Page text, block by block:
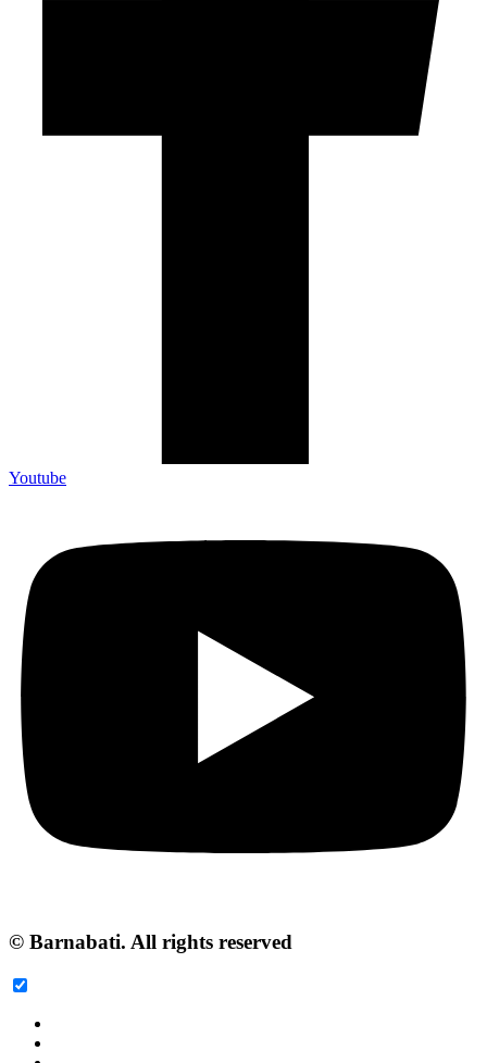
Youtube
© Barnabati. All rights reserved